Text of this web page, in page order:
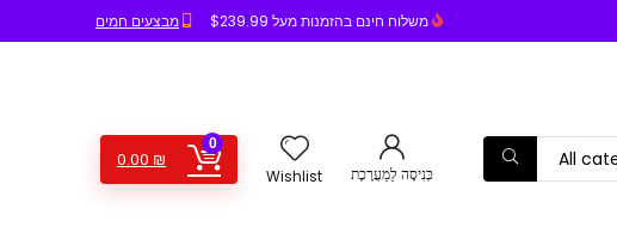
משלוח חינם בהזמנות מעל $239.99 מבצעים חמים
All
כְּנִיסָה לַמַעֲרֶכֶת Wishlist
0
0.00 ₪